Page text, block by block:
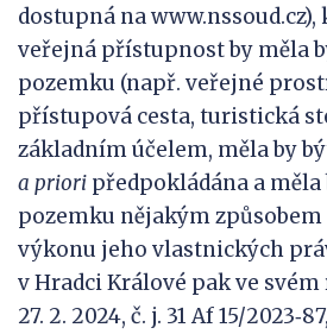
dostupná na www.nssoud.cz),
veřejná přístupnost by měla
pozemku (např. veřejné
přístupová cesta, turistická
základním účelem, měla by
a priori předpokládána a
pozemku nějakým způsobem
výkonu jeho vlastnických
v Hradci Králové pak ve svém
27. 2. 2024, č. j. 31 Af 15/